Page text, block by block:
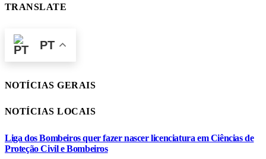
TRANSLATE
PT
NOTÍCIAS GERAIS
NOTÍCIAS LOCAIS
Liga dos Bombeiros quer fazer nascer licenciatura em Ciências de
Proteção Civil e Bombeiros